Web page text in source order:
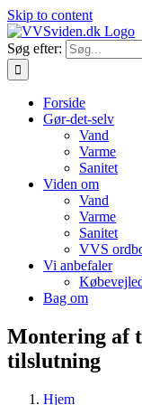
Skip to content
Søg efter:
Forside
Gør-det-selv
Vand
Varme
Sanitet
Viden om
Vand
Varme
Sanitet
VVS
Vi anbefaler
Bag om
Montering af
tilslutning
Hjem